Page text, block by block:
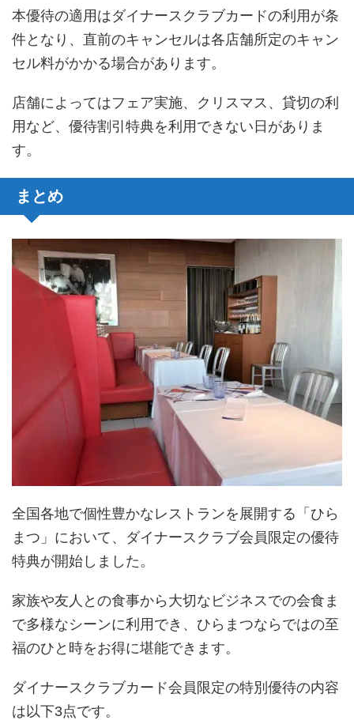
本優待の適用はダイナースクラブカードの利用が条
件となり、直前のキャンセルは各店舗所定のキャン
セル料がかかる場合があります。
店舗によってはフェア実施、クリスマス、貸切の利
用など、優待割引特典を利用できない日がありま
す。
まとめ
全国各地で個性豊かなレストランを展開する「ひら
まつ」において、ダイナースクラブ会員限定の優待
特典が開始しました。
家族や友人との食事から大切なビジネスでの会食ま
で多様なシーンに利用でき、ひらまつならではの至
福のひと時をお得に堪能できます。
ダイナースクラブカード会員限定の特別優待の内容
は以下3点です。